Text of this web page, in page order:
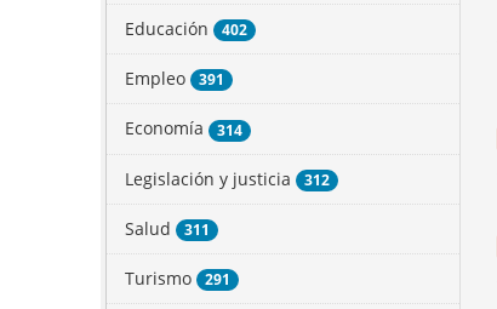
Educación 402
Empleo 391
Economía 314
Legislación y justicia 312
Salud 311
Turismo 291